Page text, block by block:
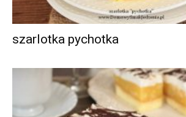
szarlotka pychotka